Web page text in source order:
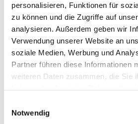
personalisieren, Funktionen für
zu können und die Zugriffe auf
analysieren. Außerdem geben wir
Verwendung unserer Website an
soziale Medien, Werbung und
Partner führen diese Informationen
weiteren Daten zusammen, die Sie
Notwendig